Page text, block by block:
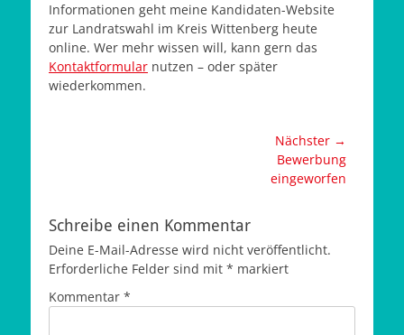
Informationen geht meine Kandidaten-Website
zur Landratswahl im Kreis Wittenberg heute
online. Wer mehr wissen will, kann gern das
Kontaktformular nutzen – oder später
wiederkommen.
Nächster →
Bewerbung
eingeworfen
Schreibe einen Kommentar
Deine E-Mail-Adresse wird nicht veröffentlicht.
Erforderliche Felder sind mit * markiert
Kommentar *